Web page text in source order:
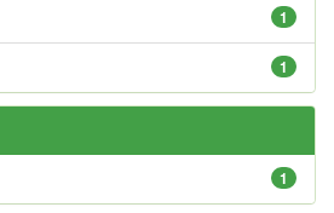
1
1
1